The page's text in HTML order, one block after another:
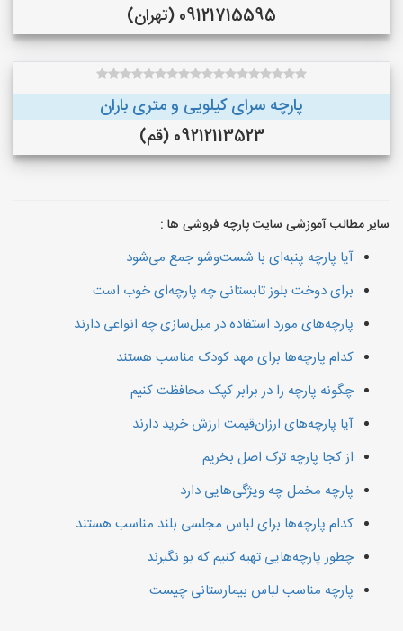
09121715595 (تهران)
پارچه سرای کیلویی و متری باران
09212113523 (قم)
سایر مطالب آموزشی سایت پارچه فروشی ها :
آیا پارچه پنبه‌ای با شست‌وشو جمع می‌شود
برای دوخت بلوز تابستانی چه پارچه‌ای خوب است
پارچه‌های مورد استفاده در مبل‌سازی چه انواعی دارند
کدام پارچه‌ها برای مهد کودک مناسب هستند
چگونه پارچه را در برابر کپک محافظت کنیم
آیا پارچه‌های ارزان‌قیمت ارزش خرید دارند
از کجا پارچه ترک اصل بخریم
پارچه مخمل چه ویژگی‌هایی دارد
کدام پارچه‌ها برای لباس مجلسی بلند مناسب هستند
چطور پارچه‌هایی تهیه کنیم که بو نگیرند
پارچه مناسب لباس بیمارستانی چیست